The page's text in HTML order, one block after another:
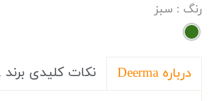
رنگ : سبز
درباره Deerma نکات کلیدی برند DEERMA